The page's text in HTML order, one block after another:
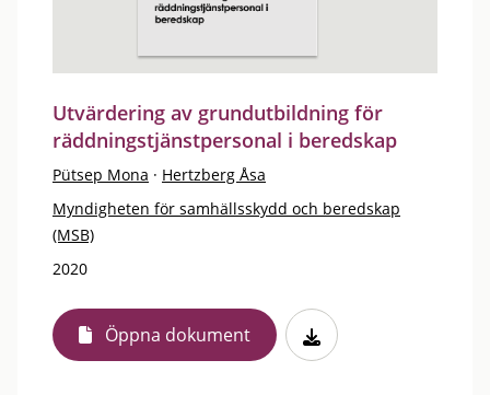
Utvärdering av grundutbildning för
räddningstjänstpersonal i beredskap
Pütsep Mona · Hertzberg Åsa
Myndigheten för samhällsskydd och beredskap
(MSB)
2020
Öppna dokument